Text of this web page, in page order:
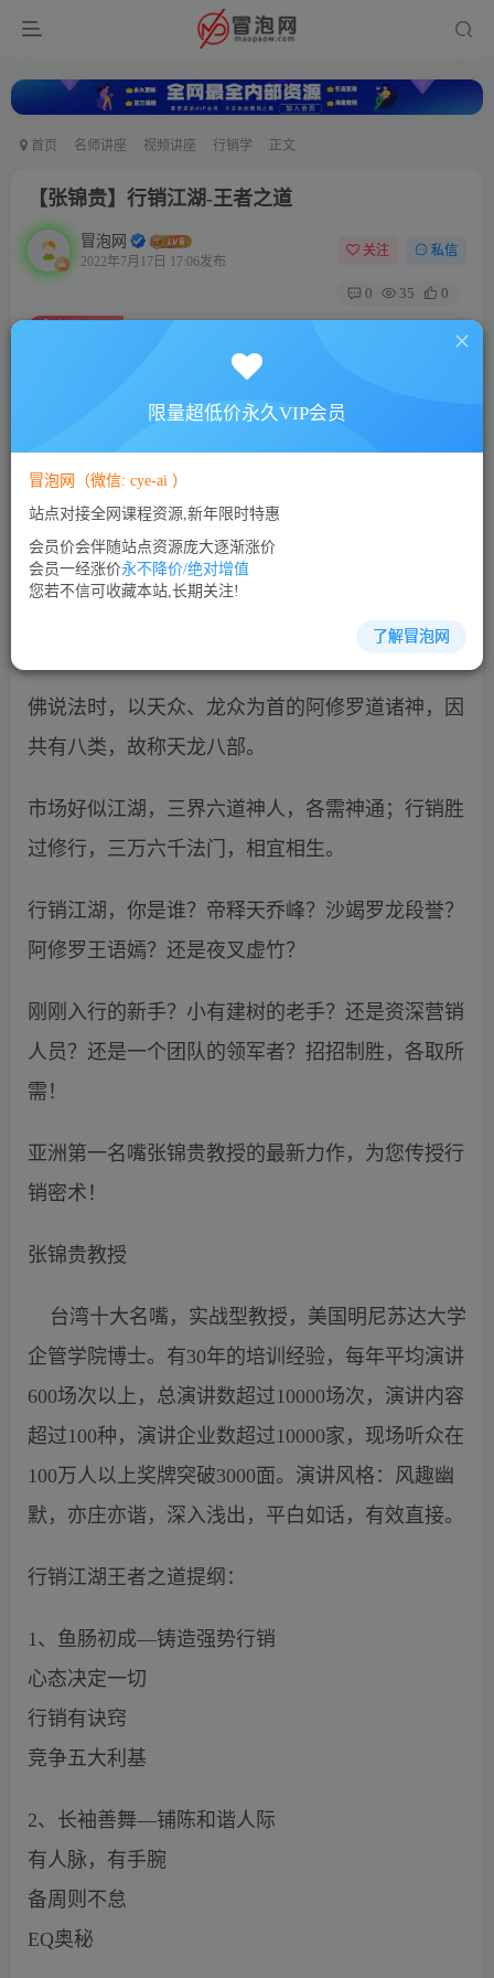
首页 名师讲座 视频讲座 行销学 正文
【张锦贵】行销江湖-王者之道
冒泡网
2022年7月17日 17:06发布
关注 私信
0 35 0
【张锦贵】行销江湖-王者之道
此内容为付费资源，请付费后查看
5
VIP会员 免费
立即购买
您当前未登录！建议登陆后购买，可保存购买订单
佛说法时，以天众、龙众为首的阿修罗道诸神，因
共有八类，故称天龙八部。
市场好似江湖，三界六道神人，各需神通；行销胜
过修行，三万六千法门，相宜相生。
行销江湖，你是谁？帝释天乔峰？沙竭罗龙段誉？
阿修罗王语嫣？还是夜叉虚竹？
刚刚入行的新手？小有建树的老手？还是资深营销
人员？还是一个团队的领军者？招招制胜，各取所
需！
亚洲第一名嘴张锦贵教授的最新力作，为您传授行
销密术！
张锦贵教授
台湾十大名嘴，实战型教授，美国明尼苏达大学
企管学院博士。有30年的培训经验，每年平均演讲
600场次以上，总演讲数超过10000场次，演讲内容
超过100种，演讲企业数超过10000家，现场听众在
100万人以上奖牌突破3000面。演讲风格：风趣幽
默，亦庄亦谐，深入浅出，平白如话，有效直接。
行销江湖王者之道提纲：
1、鱼肠初成—铸造强势行销
心态决定一切
行销有诀窍
竞争五大利基
2、长袖善舞—铺陈和谐人际
有人脉，有手腕
备周则不怠
EQ奥秘
限量超低价永久VIP会员
冒泡网（微信: cye-ai ）
站点对接全网课程资源,新年限时特惠
会员价会伴随站点资源庞大逐渐涨价
会员一经涨价永不降价/绝对增值
您若不信可收藏本站,长期关注!
了解冒泡网